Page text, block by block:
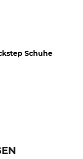
Schuhe